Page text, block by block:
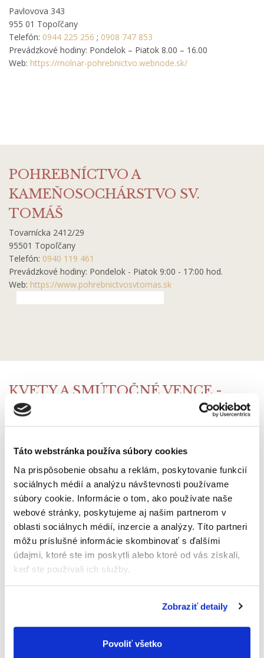
Táto webstránka používa súbory cookies
Na prispôsobenie obsahu a reklám, poskytovanie funkcií
sociálnych médií a analýzu návštevnosti používame
súbory cookie. Informácie o tom, ako používate naše
webové stránky, poskytujeme aj našim partnerom v
oblasti sociálnych médií, inzercie a analýzy. Títo partneri
môžu príslušné informácie skombinovať s ďalšími
údajmi, ktoré ste im poskytli alebo ktoré od vás získali,
keď ste používali ich služby.
Zobraziť detaily
Povoliť všetko
Pavlovova 343
955 01 Topoľčany
Telefón: 0944 225 256 ; 0908 747 853
Prevádzkové hodiny: Pondelok – Piatok 8.00 – 16.00
Web: https://molnar-pohrebnictvo.webnode.sk/
POHREBNÍCTVO A
KAMEŇOSOCHÁRSTVO SV.
TOMÁŠ
Tovarnícka 2412/29
95501 Topoľčany
Telefón: 0940 119 461
Prevádzkové hodiny: Pondelok - Piatok 9:00 - 17:00 hod.
Web: https://www.pohrebnictvosvtomas.sk
KVETY A SMÚTOČNÉ VENCE -
Ateliér a Dvor Miesto, kde sa tvorí s
láskou.
V mojom ateliéri sa snúbi láska s tvorivou dušou, pretože ja v to
Príbehy, aké mi vy rozpoviete a ja Vám ich prostredníctvom
mojich rúk presuniem do Vášho príbehu. Nech už bude
akýkoľvek, či radostný, svadobný alebo smútočný, vždy bude
osobný, Váš.
Instagram&Facebook
Kontakt:
Ateliér a Dvor
Ing. Mária Bobošíková
Web:https://atelieradvor.sk/